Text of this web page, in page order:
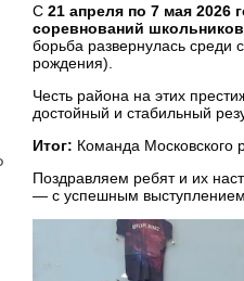
С 21 апреля по 7 мая 2026
соревнований
борьба развернулась среди
рождения).
Честь района на этих
достойный и стабильный
Итог: Команда
Поздравляем ребят и их
— с успешным